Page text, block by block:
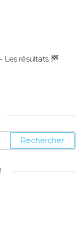
Les résultats